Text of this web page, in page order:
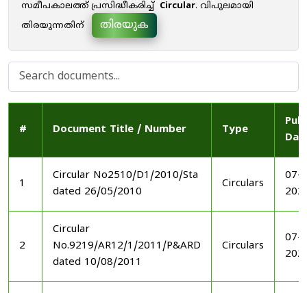
സമീപകാലത്ത് പ്രസിദ്ധീകരിച്ച് Circular. വിപുലമായി
തിരയുന്നതിന്
തിരയുക
# Document Title / Number Type
1
Circular No2510/D1/2010/Sta
dated 26/05/2010
Circulars
07-
2
Circular
No.9219/AR12/1/2011/P&ARD
dated 10/08/2011
Circulars
07-